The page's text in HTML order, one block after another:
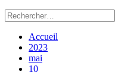
Accueil
2023
mai
10